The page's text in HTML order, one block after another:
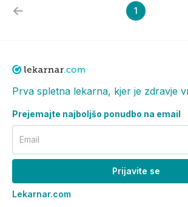
1
Prva spletna lekarna, kjer je zdravje
Prejemajte najboljšo ponudbo na email
Email
Prijavite se
Lekarnar.com